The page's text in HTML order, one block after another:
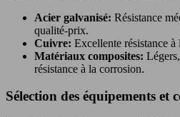
Acier galvanisé: Résistance
qualité-prix.
Cuivre: Excellente résistance
Matériaux composites:
résistance à la corrosion.
Sélection des équipements et